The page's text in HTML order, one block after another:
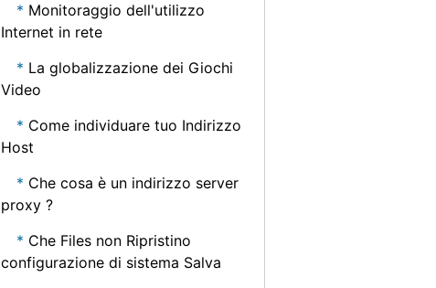
Monitoraggio dell'utilizzo
Internet in rete
La globalizzazione dei Giochi
Video
Come individuare tuo Indirizzo
Host
Che cosa è un indirizzo server
proxy ?
Che Files non Ripristino
configurazione di sistema Salva